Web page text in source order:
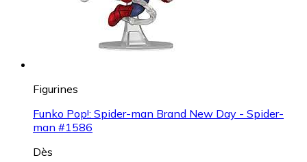
Figurines
Funko Pop!: Spider-man Brand New Day - Spider-
man #1586
Dès